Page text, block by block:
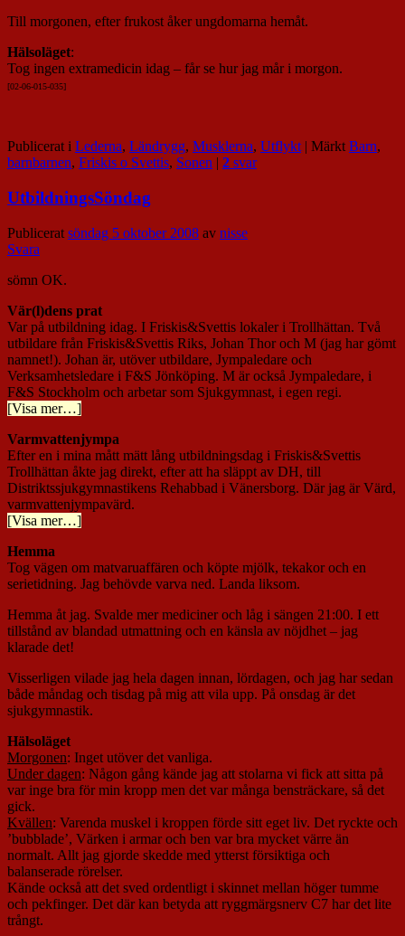
Till morgonen, efter frukost åker ungdomarna hemåt.
Hälsoläget:
Tog ingen extramedicin idag – får se hur jag mår i morgon.
[02-06-015-035]
Publicerat i Lederna, Ländrygg, Musklerna, Utflykt | Märkt Barn,
barnbarnen, Friskis o Svettis, Sonen | 2 svar
UtbildningsSöndag
Publicerat söndag 5 oktober 2008 av nisse
Svara
sömn OK.
Vär(l)dens prat
Var på utbildning idag. I Friskis&Svettis lokaler i Trollhättan. Två
utbildare från Friskis&Svettis Riks, Johan Thor och M (jag har gömt
namnet!). Johan är, utöver utbildare, Jympaledare och
Verksamhetsledare i F&S Jönköping. M är också Jympaledare, i
F&S Stockholm och arbetar som Sjukgymnast, i egen regi.
[Visa mer…]
Varmvattenjympa
Efter en i mina mått mätt lång utbildningsdag i Friskis&Svettis
Trollhättan åkte jag direkt, efter att ha släppt av DH, till
Distriktssjukgymnastikens Rehabbad i Vänersborg. Där jag är Värd,
varmvattenjympavärd.
[Visa mer…]
Hemma
Tog vägen om matvaruaffären och köpte mjölk, tekakor och en
serietidning. Jag behövde varva ned. Landa liksom.
Hemma åt jag. Svalde mer mediciner och låg i sängen 21:00. I ett
tillstånd av blandad utmattning och en känsla av nöjdhet – jag
klarade det!
Visserligen vilade jag hela dagen innan, lördagen, och jag har sedan
både måndag och tisdag på mig att vila upp. På onsdag är det
sjukgymnastik.
Hälsoläget
Morgonen: Inget utöver det vanliga.
Under dagen: Någon gång kände jag att stolarna vi fick att sitta på
var inge bra för min kropp men det var många bensträckare, så det
gick.
Kvällen: Varenda muskel i kroppen förde sitt eget liv. Det ryckte och
’bubblade’, Värken i armar och ben var bra mycket värre än
normalt. Allt jag gjorde skedde med ytterst försiktiga och
balanserade rörelser.
Kände också att det sved ordentligt i skinnet mellan höger tumme
och pekfinger. Det där kan betyda att ryggmärgsnerv C7 har det lite
trångt.